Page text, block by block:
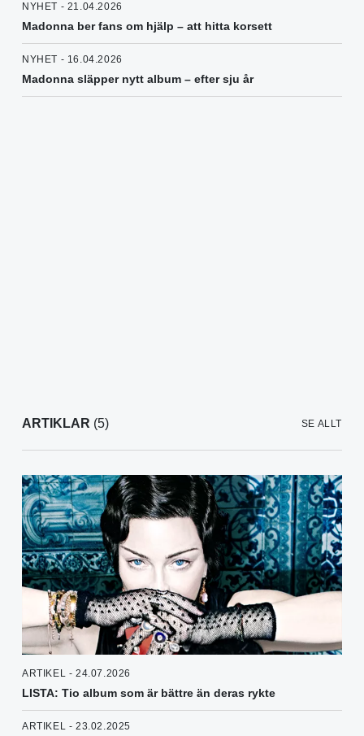
NYHET - 21.04.2026
Madonna ber fans om hjälp – att hitta korsett
NYHET - 16.04.2026
Madonna släpper nytt album – efter sju år
ARTIKLAR (5) SE ALLT
ARTIKEL - 24.07.2026
LISTA: Tio album som är bättre än deras rykte
ARTIKEL - 23.02.2025